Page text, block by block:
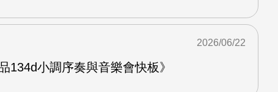
134d小調序奏與音樂會快板》
2026/06/22